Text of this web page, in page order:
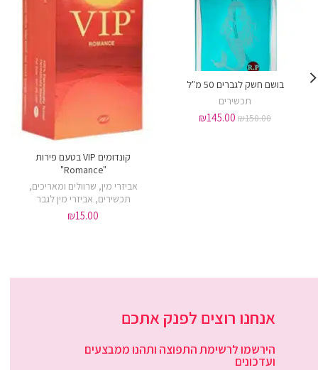
בושם חשק לגברים 50 מ"ל
תכשירים
₪150.00
₪145.00
קונדומים VIP בטעם פירות
"Romance"
אביזרי מין, שרוולים ומאריכים,
תכשירים, אביזרי מין לגבר
₪15.00
אנחנו רוצים לפנק אתכם
הירשמו לרשימת התפוצה ותהנו ממבצעים
ועדכונים